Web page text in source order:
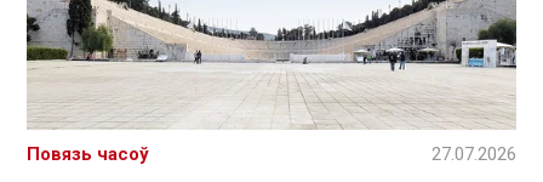
Повязь часоў 27.07.2026